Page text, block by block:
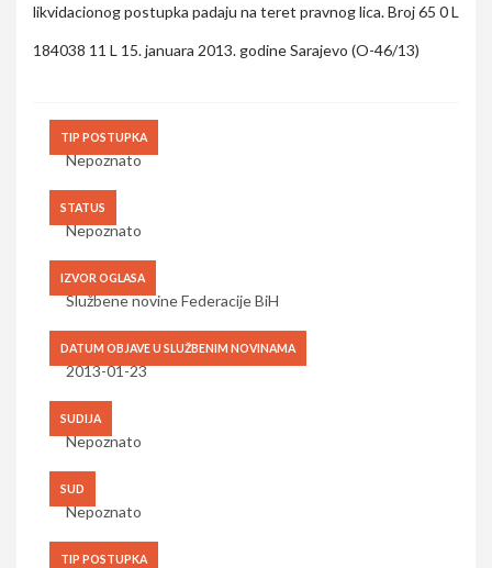
likvidacionog postupka padaju na teret pravnog lica. Broj 65 0 L
184038 11 L 15. januara 2013. godine Sarajevo (O-46/13)
TIP POSTUPKA
Nepoznato
STATUS
Nepoznato
IZVOR OGLASA
Službene novine Federacije BiH
DATUM OBJAVE U SLUŽBENIM NOVINAMA
2013-01-23
SUDIJA
Nepoznato
SUD
Nepoznato
TIP POSTUPKA